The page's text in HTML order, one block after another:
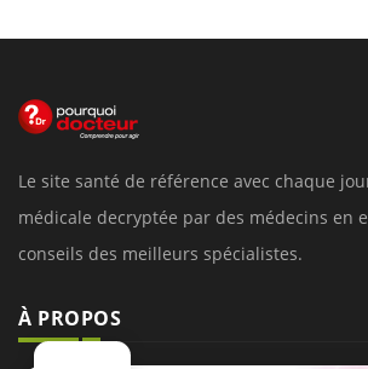
Le site santé de référence avec chaque
médicale decryptée par des médecins en
conseils des meilleurs spécialistes.
À PROPOS